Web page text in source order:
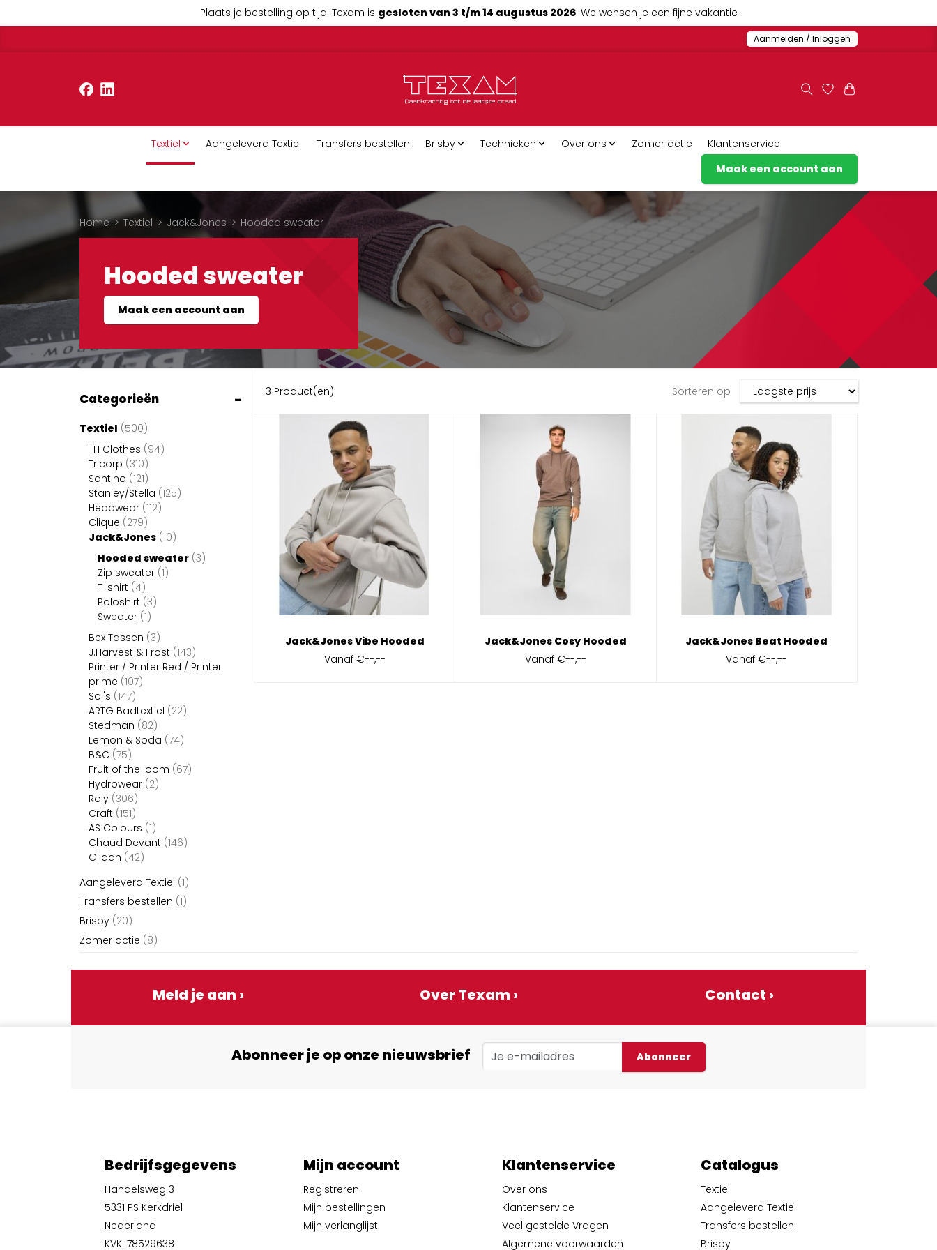
Plaats je bestelling op tijd. Texam is gesloten van 3 t/m 14 augustus 2026. We wensen je een fijne vakantie
Aanmelden / Inloggen
Textiel Aangeleverd Textiel Transfers bestellen Brisby Technieken Over ons Zomer actie
Klantenservice
Maak een account aan
Home > Textiel > Jack&Jones > Hooded sweater
Hooded sweater
Maak een account aan
Categorieën -
Textiel (500)
TH Clothes (94)
Tricorp (310)
Santino (121)
Stanley/Stella (125)
Headwear (112)
Clique (279)
Jack&Jones (10)
Hooded sweater (3)
Zip sweater (1)
T-shirt (4)
Poloshirt (3)
Sweater (1)
Bex Tassen (3)
J.Harvest & Frost (143)
Printer / Printer Red / Printer
prime (107)
Sol's (147)
ARTG Badtextiel (22)
Stedman (82)
Lemon & Soda (74)
B&C (75)
Fruit of the loom (67)
Hydrowear (2)
Roly (306)
Craft (151)
AS Colours (1)
Chaud Devant (146)
Gildan (42)
Aangeleverd Textiel (1)
Transfers bestellen (1)
Brisby (20)
Zomer actie (8)
3 Product(en) Sorteren op
Jack&Jones Vibe Hooded
Vanaf €--,--
Jack&Jones Cosy Hooded
Vanaf €--,--
Jack&Jones Beat Hooded
Vanaf€--,--
Meld je aan › Over Texam › Contact ›
Abonneer je op onze nieuwsbrief Abonneer
Bedrijfsgegevens
Handelsweg 3
5331 PS Kerkdriel
Nederland
KVK: 78529638
Mijn account
Registreren
Mijn bestellingen
Mijn verlanglijst
Klantenservice
Over ons
Klantenservice
Veel gestelde Vragen
Algemene voorwaarden
Catalogus
Textiel
Aangeleverd Textiel
Transfers bestellen
Brisby